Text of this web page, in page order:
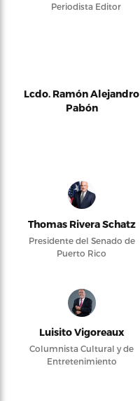
Periodista Editor
Lcdo. Ramón Alejandro
Pabón
Thomas Rivera Schatz
Presidente del Senado de
Puerto Rico
Luisito Vigoreaux
Columnista Cultural y de
Entretenimiento